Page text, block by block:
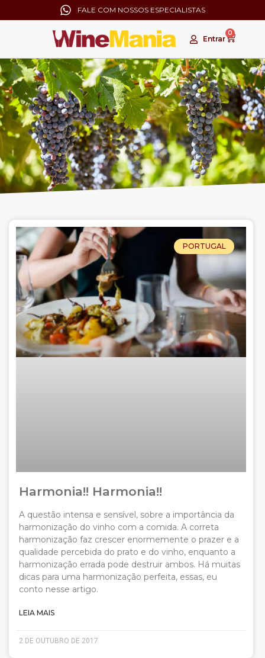
FALE COM NOSSOS ESPECIALISTAS
Entrar
0
PORTUGAL
Harmonia!! Harmonia!!
A questão intensa e sensível, sobre a importância da
harmonização do vinho com a comida. A correta
harmonização faz crescer enormemente o prazer e a
qualidade percebida do prato e do vinho, enquanto a
harmonização errada pode destruir ambos. Há muitas
dicas para uma harmonização perfeita, essas, eu
conto nesse artigo.
LEIA MAIS
2 DE OUTUBRO DE 2017